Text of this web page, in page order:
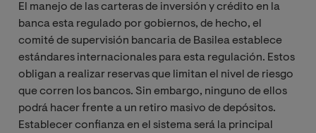
El manejo de las carteras de inversión y crédito en la
banca esta regulado por gobiernos, de hecho, el
comité de supervisión bancaria de Basilea establece
estándares internacionales para esta regulación. Estos
obligan a realizar reservas que limitan el nivel de riesgo
que corren los bancos. Sin embargo, ninguno de ellos
podrá hacer frente a un retiro masivo de depósitos.
Establecer confianza en el sistema será la principal